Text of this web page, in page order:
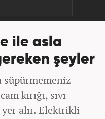
ile asla
şeyler
kırığı, sıvı
yer alır. Elektrikli